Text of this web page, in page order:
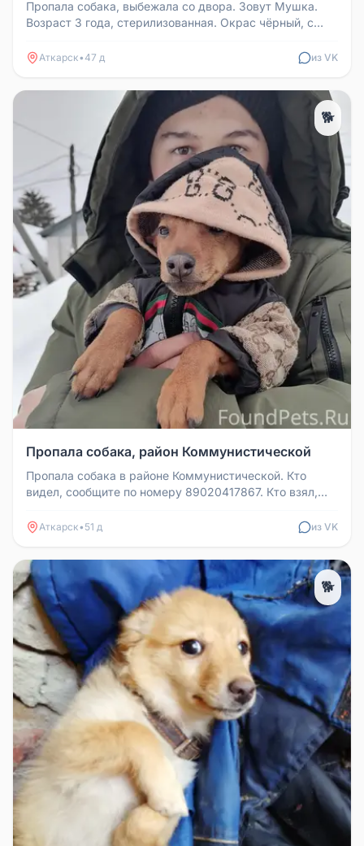
Пропала собака, выбежала со двора. Зовут Мушка.
Возраст 3 года, стерилизованная. Окрас чёрный, с
Аткарск•47 д из VK
🐕
Пропала собака, район Коммунистической
Пропала собака в районе Коммунистической. Кто
видел, сообщите по номеру 89020417867. Кто взял,
Аткарск• 51 д из VK
🐕